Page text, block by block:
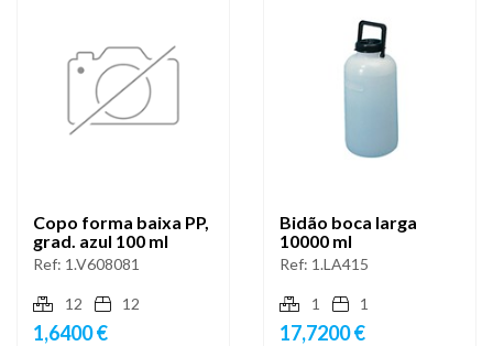
Copo forma baixa PP,
grad. azul 100 ml
Ref: 1.V608081
12 12
1,6400 €
Bidão boca larga
10000 ml
Ref: 1.LA415
1 1
17,7200 €